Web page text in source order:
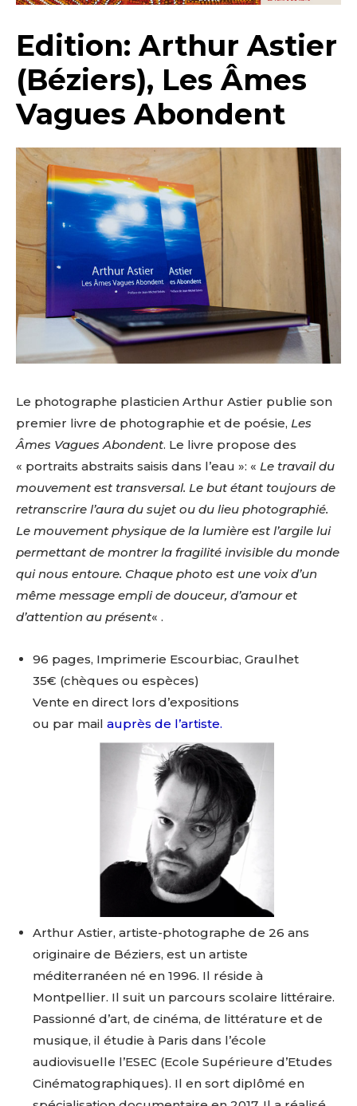
Edition: Arthur Astier
(Béziers), Les Âmes
Vagues Abondent
Le photographe plasticien Arthur Astier publie son
premier livre de photographie et de poésie, Les
Âmes Vagues Abondent. Le livre propose des
« portraits abstraits saisis dans l’eau »: « Le travail du
mouvement est transversal. Le but étant toujours de
retranscrire l’aura du sujet ou du lieu photographié.
Le mouvement physique de la lumière est l’argile lui
permettant de montrer la fragilité invisible du monde
qui nous entoure. Chaque photo est une voix d’un
même message empli de douceur, d’amour et
d’attention au présent« .
96 pages, Imprimerie Escourbiac, Graulhet
35€ (chèques ou espèces)
Vente en direct lors d’expositions
ou par mail auprès de l’artiste.
Arthur Astier, artiste-photographe de 26 ans
originaire de Béziers, est un artiste
méditerranéen né en 1996. Il réside à
Montpellier. Il suit un parcours scolaire littéraire.
Passionné d’art, de cinéma, de littérature et de
musique, il étudie à Paris dans l’école
audiovisuelle l’ESEC (Ecole Supérieure d’Etudes
Cinématographiques). Il en sort diplômé en